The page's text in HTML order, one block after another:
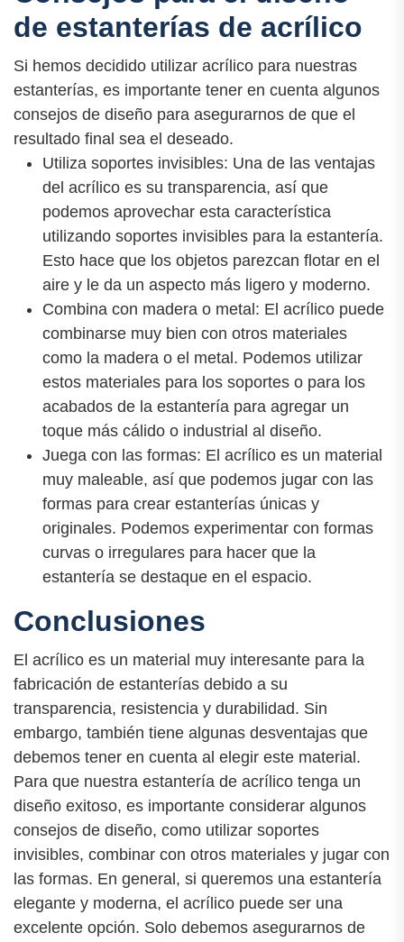
de estanterías de acrílico
Si hemos decidido utilizar acrílico para nuestras
estanterías, es importante tener en cuenta algunos
consejos de diseño para asegurarnos de que el
resultado final sea el deseado.
Utiliza soportes invisibles: Una de las ventajas
del acrílico es su transparencia, así que
podemos aprovechar esta característica
utilizando soportes invisibles para la estantería.
Esto hace que los objetos parezcan flotar en el
aire y le da un aspecto más ligero y moderno.
Combina con madera o metal: El acrílico puede
combinarse muy bien con otros materiales
como la madera o el metal. Podemos utilizar
estos materiales para los soportes o para los
acabados de la estantería para agregar un
toque más cálido o industrial al diseño.
Juega con las formas: El acrílico es un material
muy maleable, así que podemos jugar con las
formas para crear estanterías únicas y
originales. Podemos experimentar con formas
curvas o irregulares para hacer que la
estantería se destaque en el espacio.
Conclusiones
El acrílico es un material muy interesante para la
fabricación de estanterías debido a su
transparencia, resistencia y durabilidad. Sin
embargo, también tiene algunas desventajas que
debemos tener en cuenta al elegir este material.
Para que nuestra estantería de acrílico tenga un
diseño exitoso, es importante considerar algunos
consejos de diseño, como utilizar soportes
invisibles, combinar con otros materiales y jugar con
las formas. En general, si queremos una estantería
elegante y moderna, el acrílico puede ser una
excelente opción. Solo debemos asegurarnos de